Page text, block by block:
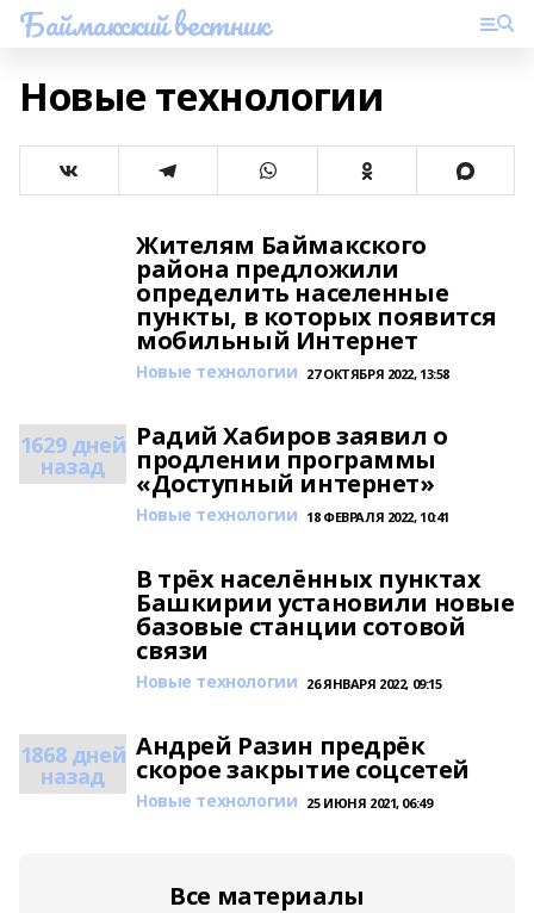
Баймакский вестник
Новые технологии
Жителям Баймакского
района предложили
определить населенные
пункты, в которых появится
мобильный Интернет
Новые технологии 27 ОКТЯБРЯ 2022, 13:58
1629 дней
назад
Радий Хабиров заявил о
продлении программы
«Доступный интернет»
Новые технологии 18 ФЕВРАЛЯ 2022, 10:41
В трёх населённых пунктах
Башкирии установили новые
базовые станции сотовой
связи
Новые технологии 26 ЯНВАРЯ 2022, 09:15
1868 дней
назад
Андрей Разин предрёк
скорое закрытие соцсетей
Новые технологии 25 ИЮНЯ 2021, 06:49
Все материалы